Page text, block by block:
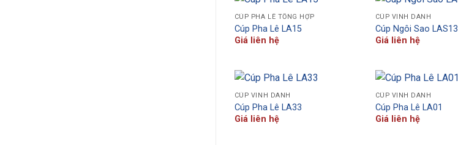
CÚP PHA LÊ TỔNG HỢP
Cúp Pha Lê LA15
Giá liên hệ
CÚP VINH DANH
Cúp Ngôi Sao LAS13
Giá liên hệ
CÚP VINH DANH
Cúp Pha Lê LA33
Giá liên hệ
CÚP VINH DANH
Cúp Pha Lê LA01
Giá liên hệ